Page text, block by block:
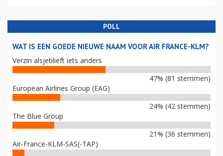
POLL
WAT IS EEN GOEDE NIEUWE NAAM VOOR AIR FRANCE-KLM?
Verzin alsjeblieft iets anders
47% (81 stemmen)
European Airlines Group (EAG)
24% (42 stemmen)
The Blue Group
21% (36 stemmen)
Air-France-KLM-SAS(-TAP)